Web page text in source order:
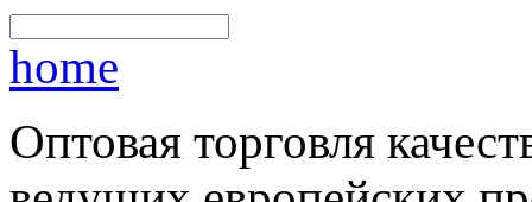
home
Оптовая торговля